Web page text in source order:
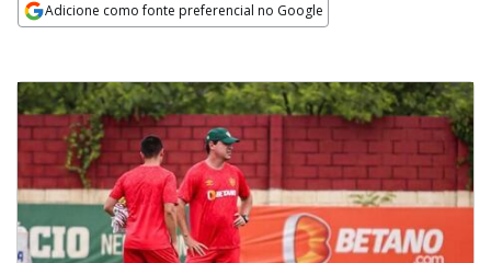
Adicione como fonte preferencial no Google